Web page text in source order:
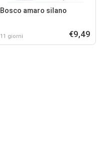
Bosco amaro silano
11 giorni €9,49